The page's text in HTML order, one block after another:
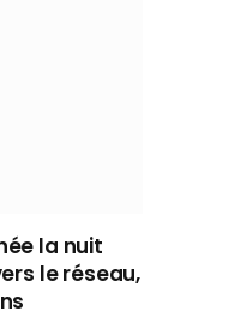
la nuit
le réseau,